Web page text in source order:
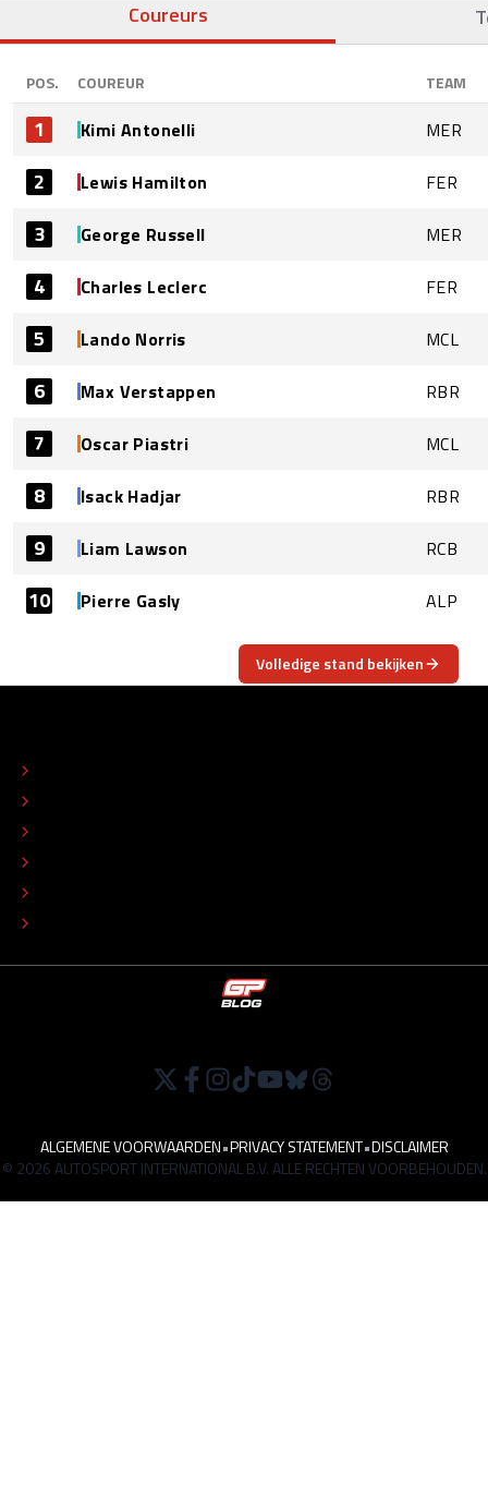
Coureurs
POS. COUREUR TEAM
1 Kimi Antonelli MER
2 Lewis Hamilton FER
3 George Russell MER
4 Charles Leclerc FER
5 Lando Norris MCL
6 Max Verstappen RBR
7 Oscar Piastri MCL
8 Isack Hadjar RBR
9 Liam Lawson RCB
10 Pierre Gasly ALP
Volledige stand bekijken
ALGEMENE VOORWAARDEN•PRIVACY STATEMENT•DISCLAIMER
© 2026 AUTOSPORT INTERNATIONAL B.V. ALLE RECHTEN VOORBEHOUDEN.